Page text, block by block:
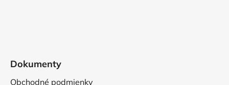
Dokumenty
Obchodné podmienky